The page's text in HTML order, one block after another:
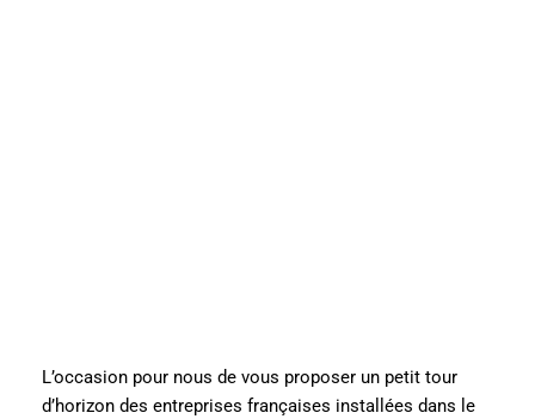
L’occasion pour nous de vous proposer un petit tour
d’horizon des entreprises françaises installées dans le